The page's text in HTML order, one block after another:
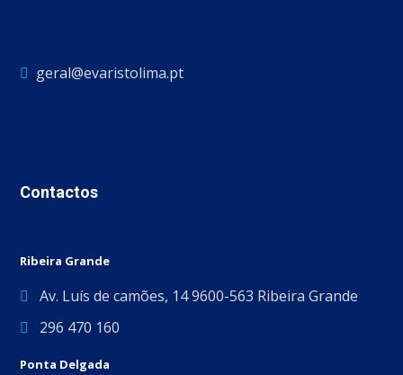
geral@evaristolima.pt
Contactos
Ribeira Grande
Av. Luís de camões, 14 9600-563 Ribeira Grande
296 470 160
Ponta Delgada